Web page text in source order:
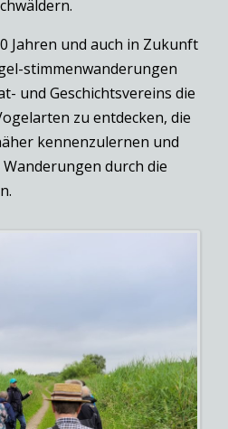
Jahren und auch in Zukunft
stimmenwanderungen
und Geschichtsvereins die
zu entdecken, die
kennenzulernen und
durch die